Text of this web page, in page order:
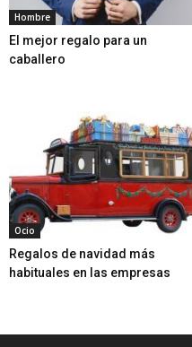
Hombre
El mejor regalo para un
caballero
Ocio
Regalos de navidad más
habituales en las empresas